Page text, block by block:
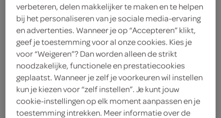
extra pit op je brood
Rijk aan komijnsmaak
Verpakt in handige doos
6 smaakvolle plakken kaas
verbeteren, delen makkelijker te maken en te helpen
bij het personaliseren van je sociale media-ervaring
en advertenties. Wanneer je op “Accepteren” klikt,
geef je toestemming voor al onze cookies. Kies je
voor “Weigeren”? Dan worden alleen de strikt
noodzakelijke, functionele en prestatiecookies
geplaatst. Wanneer je zelf je voorkeuren wil instellen
kun je kiezen voor “zelf instellen”. Je kunt jouw
cookie-instellingen op elk moment aanpassen en je
toestemming intrekken. Meer informatie over de